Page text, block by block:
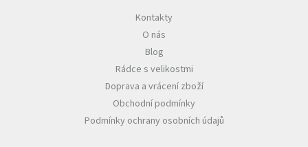
Kontakty
O nás
Blog
Rádce s velikostmi
Doprava a vrácení zboží
Obchodní podmínky
Podmínky ochrany osobních údajů